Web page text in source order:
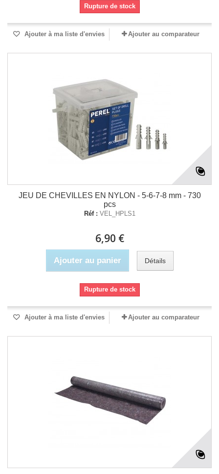
Rupture de stock
Ajouter à ma liste d'envies Ajouter au comparateur
JEU DE CHEVILLES EN NYLON - 5-6-7-8 mm - 730
pcs
Réf : VEL_HPLS1
6,90 €
Ajouter au panier Détails
Rupture de stock
Ajouter à ma liste d'envies Ajouter au comparateur